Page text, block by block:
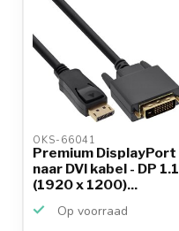
OKS-66041
Premium DisplayPort
naar DVI kabel - DP 1.1
(1920 x 1200)...
Op voorraad